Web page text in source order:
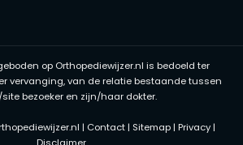
op Orthopediewijzer.nl is bedoeld ter
vervanging, van de relatie bestaande tussen
bezoeker en zijn/haar dokter.
| Contact| Sitemap| Privacy|
Disclaimer